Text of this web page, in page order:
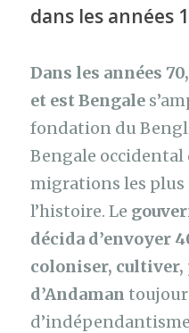
dans les années
Dans les années
et est Bengale
fondation du
Bengale occidental
migrations les
l’histoire. Le
décida d’envoyer
coloniser, cultiver,
d’Andaman